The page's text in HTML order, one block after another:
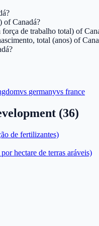
of Canadá?
de trabalho total) of
total (anos) of
vs germanyvs france
(36)
de fertilizantes)
hectare de terras aráveis)